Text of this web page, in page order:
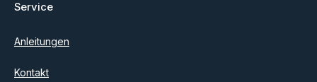
Service
Anleitungen
Kontakt